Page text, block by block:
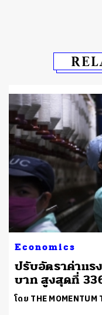
Economics
ปรับอัตราค่าแร
บาท สูงสุดที่
โดย THE MOMENTUM